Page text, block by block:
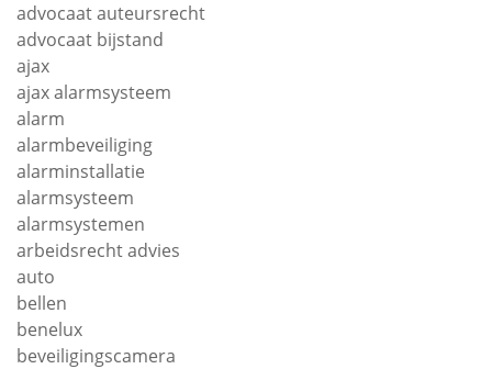
advocaat auteursrecht
advocaat bijstand
ajax
ajax alarmsysteem
alarm
alarmbeveiliging
alarminstallatie
alarmsysteem
alarmsystemen
arbeidsrecht advies
auto
bellen
benelux
beveiligingscamera